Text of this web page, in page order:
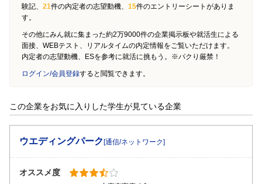
験記、 21件の内定者の志望動機、 15件のエントリーシートがありま
す。
その他にみん就に集まった約2万9000件の企業掲示板や就活生による
面接、WEBテスト、リアルタイムの内定情報をご覧いただけます。
内定者の志望動機、ESを参考に就活に挑もう。※パクり厳禁！
ログイン/会員登録すると閲覧できます。
この企業をお気に入りした学生が見ている企業
ウエディングパーク[通信/ネットワーク]
オススメ度